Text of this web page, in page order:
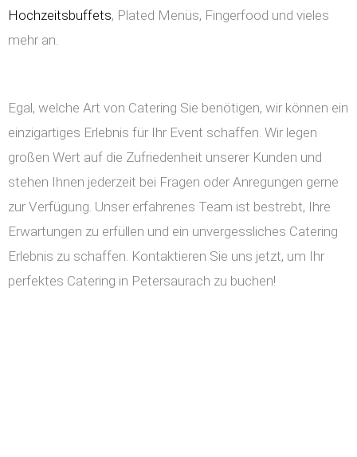
Hochzeitsbuffets, Plated Menüs, Fingerfood und vieles
mehr an.
Egal, welche Art von Catering Sie benötigen, wir können ein
einzigartiges Erlebnis für Ihr Event schaffen. Wir legen
großen Wert auf die Zufriedenheit unserer Kunden und
stehen Ihnen jederzeit bei Fragen oder Anregungen gerne
zur Verfügung. Unser erfahrenes Team ist bestrebt, Ihre
Erwartungen zu erfüllen und ein unvergessliches Catering
Erlebnis zu schaffen. Kontaktieren Sie uns jetzt, um Ihr
perfektes Catering in Petersaurach zu buchen!